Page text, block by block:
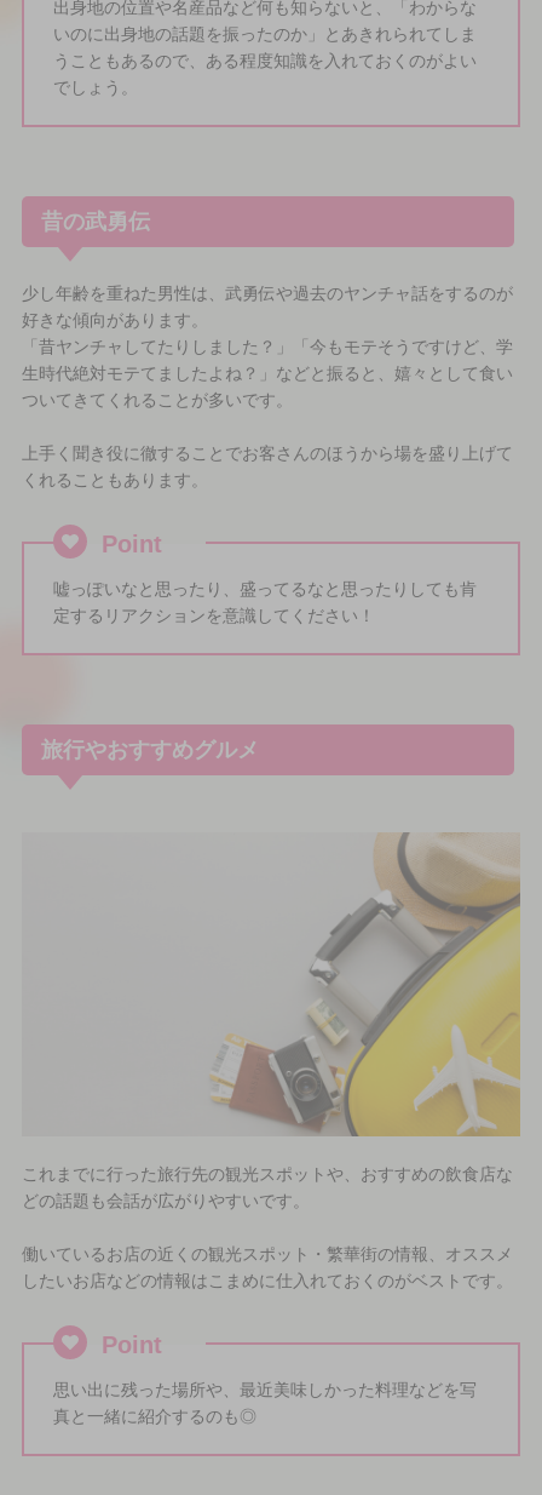
出身地の位置や名産品など何も知らないと、「わからな
いのに出身地の話題を振ったのか」とあきれられてしま
うこともあるので、ある程度知識を入れておくのがよい
でしょう。
昔の武勇伝
少し年齢を重ねた男性は、武勇伝や過去のヤンチャ話をするのが
好きな傾向があります。
「昔ヤンチャしてたりしました？」「今もモテそうですけど、学
生時代絶対モテてましたよね？」などと振ると、嬉々として食い
ついてきてくれることが多いです。
上手く聞き役に徹することでお客さんのほうから場を盛り上げて
くれることもあります。
Point
嘘っぽいなと思ったり、盛ってるなと思ったりしても肯
定するリアクションを意識してください！
旅行やおすすめグルメ
これまでに行った旅行先の観光スポットや、おすすめの飲食店な
どの話題も会話が広がりやすいです。
働いているお店の近くの観光スポット・繁華街の情報、オススメ
したいお店などの情報はこまめに仕入れておくのがベストです。
Point
思い出に残った場所や、最近美味しかった料理などを写
真と一緒に紹介するのも◎